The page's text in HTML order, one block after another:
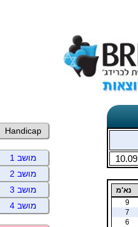
10.09
נא'מ
9
7
6
Handicap
מושב 1
מושב 2
מושב 3
מושב 4